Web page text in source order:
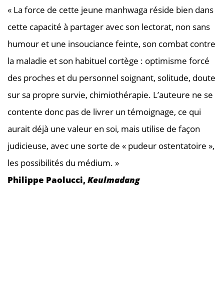
« La force de cette jeune manhwaga réside bien dans
cette capacité à partager avec son lectorat, non sans
humour et une insouciance feinte, son combat contre
la maladie et son habituel cortège : optimisme forcé
des proches et du personnel soignant, solitude, doute
sur sa propre survie, chimiothérapie. L’auteure ne se
contente donc pas de livrer un témoignage, ce qui
aurait déjà une valeur en soi, mais utilise de façon
judicieuse, avec une sorte de « pudeur ostentatoire »,
les possibilités du médium. »
Philippe Paolucci,Keulmadang